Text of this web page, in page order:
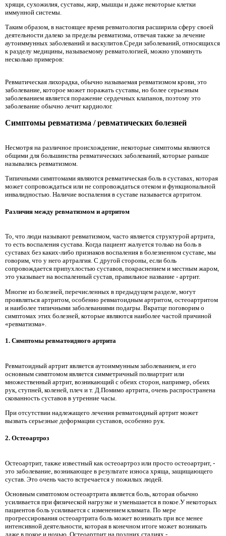
хрящи, сухожилия, суставы, жир, мышцы и даже некоторые клетки
иммунной системы.
Таким образом, в настоящее время ревматология расширила сферу своей
деятельности далеко за пределы ревматизма, отвечая также за лечение
аутоиммунных заболеваний и васкулитов.Среди заболеваний, относящихся
к разделу медицины, называемому ревматологией, можно упомянуть
несколько примеров:
Ревматическая лихорадка, обычно называемая ревматизмом крови, это
заболевание, которое может поражать суставы, но более серьезным
заболеванием является поражение сердечных клапанов, поэтому это
заболевание обычно лечит кардиолог.
Симптомы ревматизма / ревматических болезней
Несмотря на различное происхождение, некоторые симптомы являются
общими для большинства ревматических заболеваний, которые раньше
назывались ревматизмом.
Типичными симптомами являются ревматическая боль в суставах, которая
может сопровождаться или не сопровождаться отеком и функциональной
инвалидностью. Наличие воспаления в суставе называется артритом.
Различия между ревматизмом и артритом
То, что люди называют ревматизмом, часто является структурой артрита,
то есть воспаления сустава. Когда пациент жалуется только на боль в
суставах без каких-либо признаков воспаления в болезненном суставе, мы
говорим, что у него артралгия. С другой стороны, если боль
сопровождается припухлостью суставов, покраснением и местным жаром,
это указывает на воспаленный сустав, правильное название - артрит.
Многие из болезней, перечисленных в предыдущем разделе, могут
проявляться артритом, особенно ревматоидным артритом, остеоартритом
и наиболее типичными заболеваниями подагры. Вкратце поговорим о
симптомах этих болезней, которые являются наиболее частой причиной
«ревматизма».
1. Симптомы ревматоидного артрита
Ревматоидный артрит является аутоиммунным заболеванием, и его
основным симптомом является симметричный полиартрит или
множественный артрит, возникающий с обеих сторон, например, обеих
рук, ступней, коленей, плеч и т. Д.Помимо артрита, очень распространена
скованность суставов в утренние часы.
При отсутствии надлежащего лечения ревматоидный артрит может
вызвать серьезные деформации суставов, особенно рук.
2. Остеоартроз
Остеоартрит, также известный как остеоартроз или просто остеоартрит, -
это заболевание, возникающее в результате износа хряща, защищающего
сустав. Это очень часто встречается у пожилых людей.
Основным симптомом остеоартрита является боль, которая обычно
усиливается при физической нагрузке и уменьшается в покое.У некоторых
пациентов боль усиливается с изменением климата. По мере
прогрессирования остеоартрита боль может возникать при все менее
интенсивной деятельности, которая в конечном итоге может возникать
даже в покое и ночью. Остеоартрит на поздних стадиях -